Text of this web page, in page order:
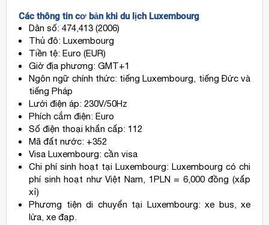
Các thông tin cơ bản khi du lịch Luxembourg
Dân số: 474,413 (2006)
Thủ đô: Luxembourg
Tiền tệ: Euro (EUR)
Giờ địa phương: GMT+1
Ngôn ngữ chính thức: tiếng Luxembourg, tiếng Đức và
tiếng Pháp
Lưới điện áp: 230V/50Hz
Phích cắm điện: Euro
Số điện thoại khẩn cấp: 112
Mã đất nước: +352
Visa Luxembourg: cần visa
Chi phí sinh hoạt tại Luxembourg: Luxembourg có chi
phí sinh hoạt như Việt Nam, 1PLN = 6,000 đồng (xấp
xỉ)
Phương tiện di chuyển tại Luxembourg: xe bus, xe
lửa, xe đạp.